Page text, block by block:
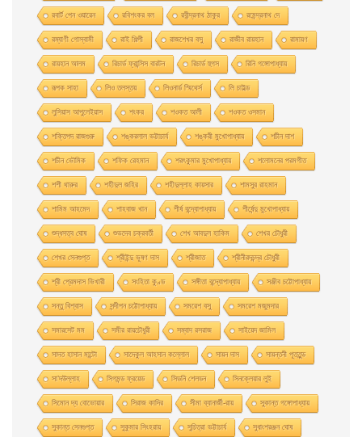
রবার্ট পেন ওয়ারেন রবিশংকর বল রবীন্দ্রনাথ ঠাকুর রমেন্দ্রনাথ দে
রম্যাণী গোস্বামী রাই শিল্পী রাজশেখর বসু রাজীব রায়হান রামায়ণ
রায়হান আলম রিচার্ড ফ্রান্সিস বারটন রিচার্ড হুগস রিনি গঙ্গোপাধ্যায়
রূপক সাহা লিও তলস্তয় লিওনার্ড স্মিথের্স লি চাইল্ড
লুসিয়াস আপুলেইয়াস শংকর শওকত আলী শওকত ওসমান
শক্তিপদ রাজগুরু শঙ্করলাল ভট্টাচার্য শঙ্করী মুখােপাধ্যায় শচীন দাশ
শচীন ভৌমিক শফিক রেহমান শরৎকুমার মুখোপাধ্যায় শলোমনের পরমগীত
শশী থারুর শহীদুল জহির শহীদুল্লাহ কায়সার শামসুর রাহমান
শামিম আহমেদ শাহবাজ খান শীর্ষ বন্দ্যোপাধ্যায় শীর্ষেন্দু মুখোপাধ্যায়
শুদ্ধসত্ব ঘোষ শুভদেব চক্রবর্তী শেখ আবদুল হাকিম শেখর চৌধুরী
শেখর সেনগুপ্ত শ্রীইন্দু ভূষণ দাস শ্রীজাত শ্রীনীরদচন্দ্র চৌধুরী
শ্রী প্রেমদাস ভিখারী সংহিতা কুণ্ড সঙ্গীতা বন্দ্যোপাধ্যায় সঞ্জীব চট্টোপাধ্যায়
সন্তু বিশ্বাস সন্দীপন চট্টোপাধ্যায় সমরেশ বসু সমরেশ মজুমদার
সমারসেট মম সমীর রায়চৌধুরী সম্বাদ রসরাজ সাইয়েদ জামিল
সাদত হাসান মান্টো সাদেকুল আহসান কল্লোল সায়ন দাস সায়ন্তনী পূততুন্ড
সা’দউল্লাহ সিগমন্ড ফ্রয়েড সিডনি শেলডন সিনক্লেয়ার লুই
সিমোন দ্য বোভোয়ার সিরাজ কাদির সীমা ব্যানার্জী-রায় সুকান্ত গঙ্গোপাধ্যায়
সুকান্ত সেনগুপ্ত সুকুমার সিংহরায় সুচিত্রা ভট্টাচার্য সুধাংশরঞ্জন ঘোষ